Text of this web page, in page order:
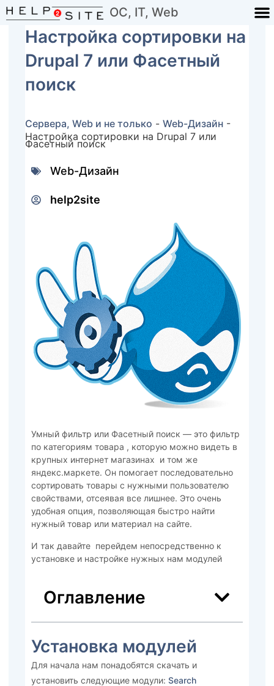
ОС, IT, Web
Настройка сортировки на
Drupal 7 или Фасетный
поиск
Сервера, Web и не только - Web-Дизайн-
Настройка сортировки на Drupal 7 или
Фасетный поиск
Web-Дизайн
help2site
Умный фильтр или Фасетный поиск — это фильтр
по категориям товара , которую можно видеть в
крупных интернет магазинах и том же
яндекс.маркете. Он помогает последовательно
сортировать товары с нужными пользователю
свойствами, отсеявая все лишнее. Это очень
удобная опция, позволяющая быстро найти
нужный товар или материал на сайте.
И так давайте перейдем непосредственно к
установке и настройке нужных нам модулей
Оглавление
Установка модулей
Для начала нам понадобятся скачать и
установить следующие модули: Search